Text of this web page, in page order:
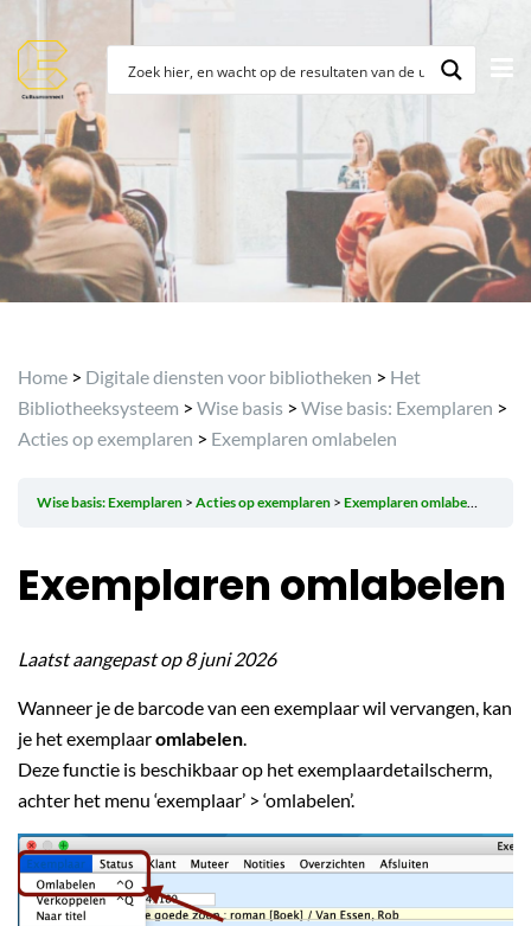
Archief
Home > Digitale diensten voor bibliotheken > Het
Bibliotheeksysteem > Wise basis > Wise basis: Exemplaren >
Acties op exemplaren > Exemplaren omlabelen
Wise basis: Exemplaren Acties op exemplaren Exemplaren omlabelen
Exemplaren omlabelen
Laatst aangepast op 8 juni 2026
Wanneer je de barcode van een exemplaar wil vervangen, kan
je het exemplaaromlabelen.
Deze functie is beschikbaar op het exemplaardetailscherm,
achter het menu ‘exemplaar’ > ‘omlabelen’.